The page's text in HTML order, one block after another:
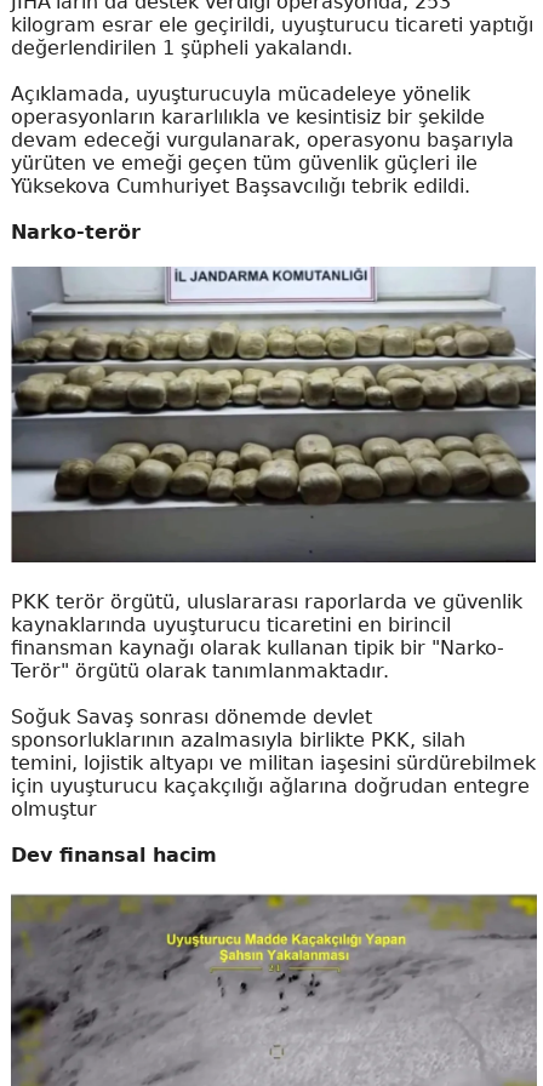
kilogram esrar ele geçirildi, uyuşturucu ticareti yaptığı
değerlendirilen 1 şüpheli yakalandı.
Açıklamada, uyuşturucuyla mücadeleye yönelik
operasyonların kararlılıkla ve kesintisiz bir şekilde
devam edeceği vurgulanarak, operasyonu başarıyla
yürüten ve emeği geçen tüm güvenlik güçleri ile
Yüksekova Cumhuriyet Başsavcılığı tebrik edildi.
Narko-terör
PKK terör örgütü, uluslararası raporlarda ve güvenlik
kaynaklarında uyuşturucu ticaretini en birincil
finansman kaynağı olarak kullanan tipik bir "Narko-
Terör" örgütü olarak tanımlanmaktadır.
Soğuk Savaş sonrası dönemde devlet
sponsorluklarının azalmasıyla birlikte PKK, silah
temini, lojistik altyapı ve militan iaşesini sürdürebilmek
için uyuşturucu kaçakçılığı ağlarına doğrudan entegre
olmuştur
Dev finansal hacim